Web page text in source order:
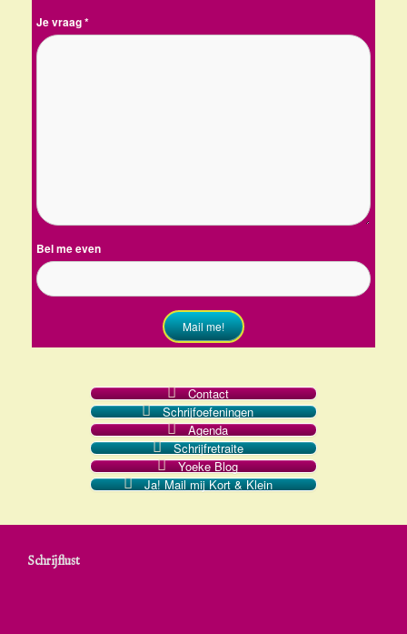
Je vraag*
Bel me even
Mail me!
Contact
Schrijfoefeningen
Agenda
Schrijfretraite
Yoeke Blog
Ja! Mail mij Kort & Klein
Schrijflust